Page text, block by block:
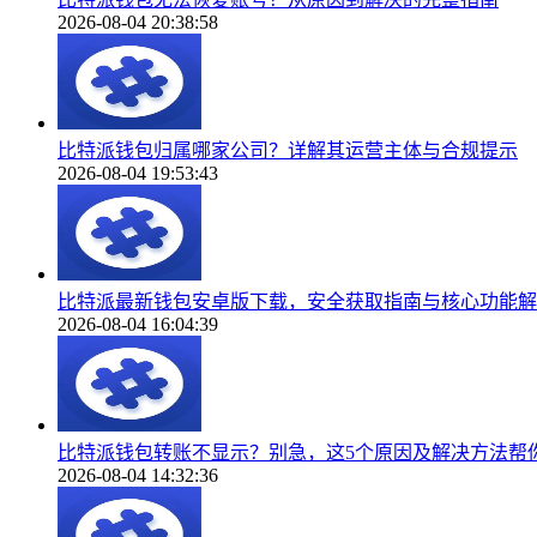
2026-08-04 20:38:58
比特派钱包归属哪家公司？详解其运营主体与合规提示
2026-08-04 19:53:43
比特派最新钱包安卓版下载，安全获取指南与核心功能
2026-08-04 16:04:39
比特派钱包转账不显示？别急，这5个原因及解决方法帮
2026-08-04 14:32:36